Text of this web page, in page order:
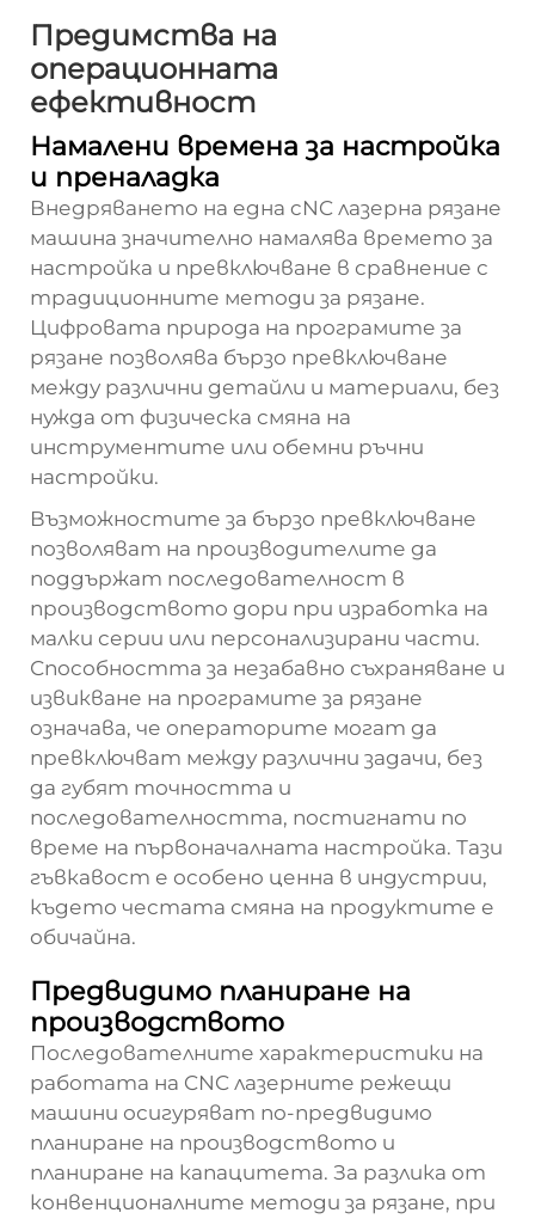
Предимства на
операционната
ефективност
Намалени времена за настройка
и преналадка
Внедряването на една cNC лазерна рязане
машина значително намалява времето за
настройка и превключване в сравнение с
традиционните методи за рязане.
Цифровата природа на програмите за
рязане позволява бързо превключване
между различни детайли и материали, без
нужда от физическа смяна на
инструментите или обемни ръчни
настройки.
Възможностите за бързо превключване
позволяват на производителите да
поддържат последователност в
производството дори при изработка на
малки серии или персонализирани части.
Способността за незабавно съхраняване и
извикване на програмите за рязане
означава, че операторите могат да
превключват между различни задачи, без
да губят точността и
последователността, постигнати по
време на първоначалната настройка. Тази
гъвкавост е особено ценна в индустрии,
където честата смяна на продуктите е
обичайна.
Предвидимо планиране на
производството
Последователните характеристики на
работата на CNC лазерните режещи
машини осигуряват по-предвидимо
планиране на производството и
планиране на капацитета. За разлика от
конвенционалните методи за рязане, при